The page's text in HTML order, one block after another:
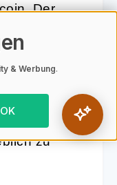
Der
liegt in
Shiba
kombiniert
Comic Sans-
Symbol für
zu
& Werbung.
OK